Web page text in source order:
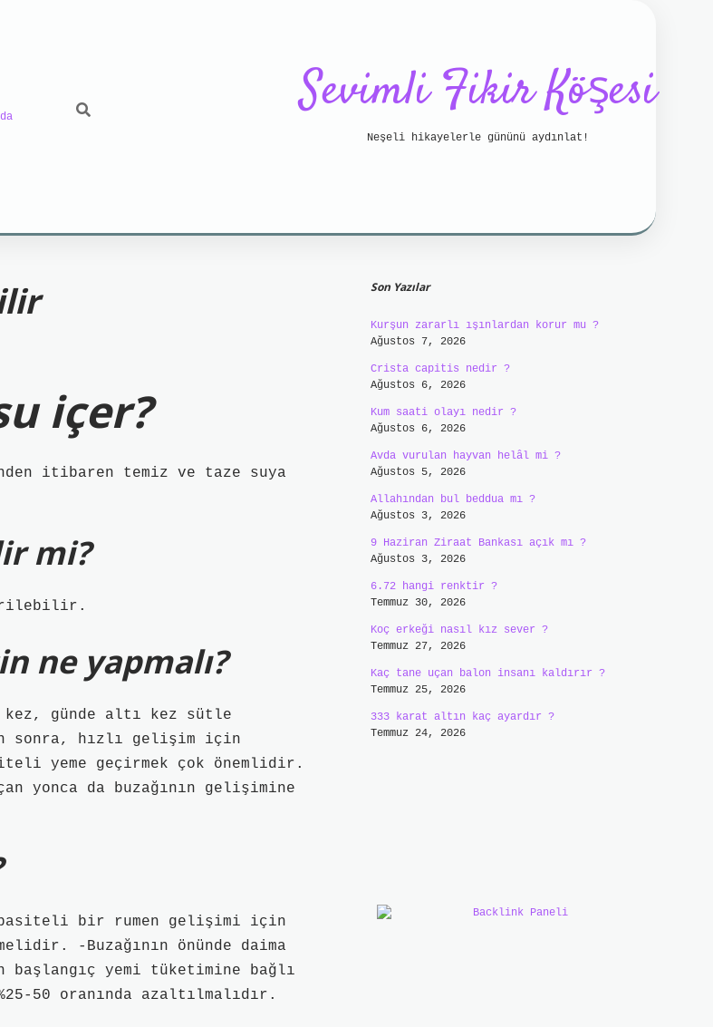
Sevimli Fikir Köşesi
Neşeli hikayelerle gününü aydınlat!
içer?
itibaren temiz ve taze suya
mi?
ne yapmalı?
günde altı kez sütle
sonra, hızlı gelişim için
yeme geçirmek çok önemlidir.
yonca da buzağının gelişimine
bir rumen gelişimi için
-Buzağının önünde daima
​​yemi tüketimine bağlı
50 oranında azaltılmalıdır.
Son Yazılar
Kurşun zararlı ışınlardan korur mu ?
Ağustos 7, 2026
Crista capitis nedir ?
Ağustos 6, 2026
Kum saati olayı nedir ?
Ağustos 6, 2026
Avda vurulan hayvan helâl mi ?
Ağustos 5, 2026
Allahından bul beddua mı ?
Ağustos 3, 2026
9 Haziran Ziraat Bankası açık mı ?
Ağustos 3, 2026
6.72 hangi renktir ?
Temmuz 30, 2026
Koç erkeği nasıl kız sever ?
Temmuz 27, 2026
Kaç tane uçan balon insanı kaldırır ?
Temmuz 25, 2026
333 karat altın kaç ayardır ?
Temmuz 24, 2026